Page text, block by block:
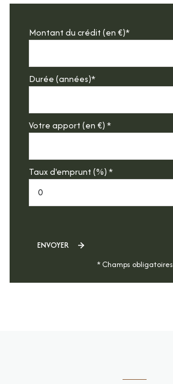
Montant du crédit (en €)*
Durée (années)*
Votre apport (en €) *
Taux d'emprunt (%) *
ENVOYER
* Champs obligatoires